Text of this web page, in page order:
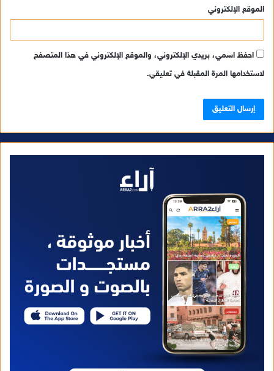
الموقع الإلكتروني
احفظ اسمي، بريدي الإلكتروني، والموقع الإلكتروني في هذا المتصفح
لاستخدامها المرة المقبلة في تعليقي.